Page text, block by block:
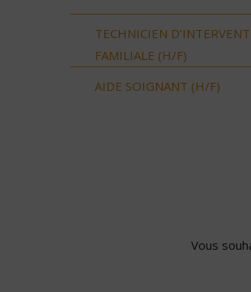
TECHNICIEN
FAMILIALE (H/F)
AIDE SOIGNANT (H/F)
Vous